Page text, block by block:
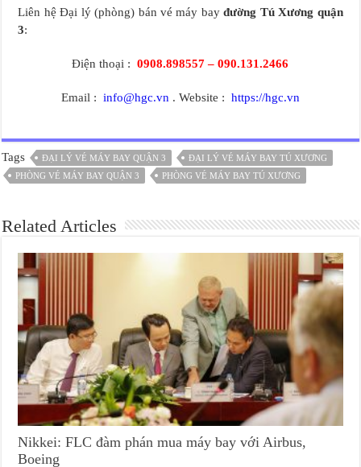
Liên hệ Đại lý (phòng) bán vé máy bayđường Tú Xương quận
3:
Điện thoại :0908.898557 – 090.131.2466
Email : info@hgc.vn. Website : https://hgc.vn
Tags ĐẠI LÝ VÉ MÁY BAY QUẬN 3
ĐẠI LÝ VÉ MÁY BAY TÚ XƯƠNG
PHÒNG VÉ MÁY BAY QUẬN 3
PHÒNG VÉ MÁY BAY TÚ XƯƠNG
Related Articles
Nikkei: FLC đàm phán mua máy bay với Airbus,
Boeing